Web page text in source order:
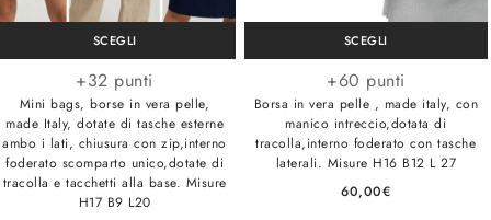
SCEGLI
+32 punti
Mini bags, borse in vera pelle,
made Italy, dotate di tasche esterne
ambo i lati, chiusura con zip,interno
foderato scomparto unico,dotate di
tracolla e tacchetti alla base. Misure
H17 B9 L20
SCEGLI
+60 punti
Borsa in vera pelle , made italy, con
manico intreccio,dotata di
tracolla,interno foderato con tasche
laterali. Misure H16 B12 L 27
60,00€